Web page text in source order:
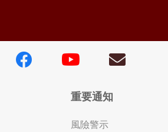
重要通知
風險警示